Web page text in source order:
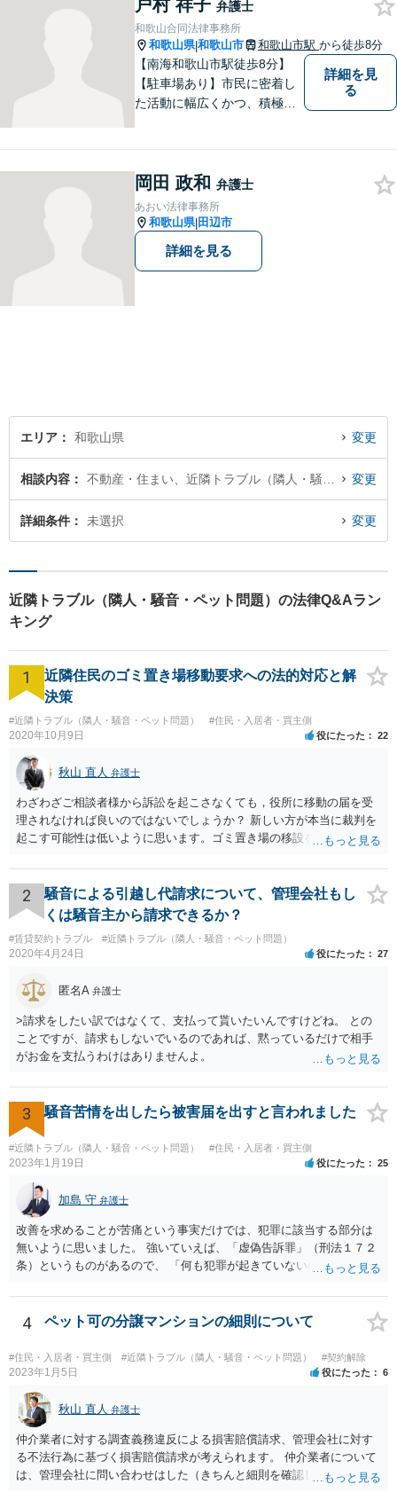
戸村 祥子 弁護士
和歌山合同法律事務所
和歌山県|和歌山市 和歌山市駅 から徒歩8分
【南海和歌山市駅徒歩8分】
【駐車場あり】市民に密着し
た活動に幅広くかつ、積極的
く対応可能。【地域に根ざし
た弁護士】法律トラブルでお
悩みの方は、お気軽にご相談
ください。
詳細を見
る
岡田 政和 弁護士
あおい法律事務所
和歌山県|田辺市
詳細を見る
エリア 和歌山県 変更
相談内容 変更
詳細条件 未選択 変更
近隣トラブル（隣人・騒音・ペット問題）の法律Q&Aラン
キング
1
近隣住民のゴミ置き場移動要求への法的対応と解
決策
#近隣トラブル（隣人・騒音・ペット問題） #住民・入居者・買主側
2020年10月9日 役にたった 22
秋山 直人 弁護士
わざわざご相談者様から訴訟を起こさなくても，役所に移動の届を受
理されなければ良いのではないでしょうか？ 新しい方が本当に裁判を
起こす可能性は低いように思います。ゴミ置き場の移設を求める法的
2
騒音による引越し代請求について、管理会社もし
くは騒音主から請求できるか？
#賃貸契約トラブル #近隣トラブル（隣人・騒音・ペット問題）
2020年4月24日 役にたった 27
匿名A 弁護士
>請求をしたい訳ではなくて、支払って貰いたいんですけどね。 との
ことですが、請求もしないでいるのであれば、黙っているだけで相手
がお金を支払うわけはありませんよ。
3 騒音苦情を出したら被害届を出すと言われました
#近隣トラブル（隣人・騒音・ペット問題） #住民・入居者・買主側
2023年1月19日 役にたった 25
加島 守 弁護士
改善を求めることが苦痛という事実だけでは、犯罪に該当する部分は
無いように思いました。 強いていえば、「虚偽告訴罪」（刑法１７２
条）というものがあるので、 「何も犯罪が起きていないのにワザと警
しれませんが、警察が信じる可能性は低いのではないでしょうか。
4 ペット可の分譲マンションの細則について
#住民・入居者・買主側 #近隣トラブル（隣人・騒音・ペット問題） #契約解除
2023年1月5日 役にたった 6
秋山 直人 弁護士
仲介業者に対する調査義務違反による損害賠償請求、管理会社に対す
る不法行為に基づく損害賠償請求が考えられます。 仲介業者について
は、管理会社に問い合わせはした（きちんと細則を確認しなかった管